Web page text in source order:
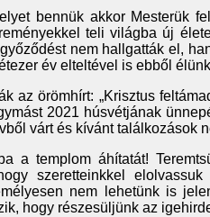
bennük akkor Mesterük
teli világba új
nem hallgatták el,
év elteltével is ebből
az örömhírt: „Krisztus
2021 húsvétjának
várt és kívánt találkozások
a templom áhítatát!
szeretteinkkel
nem lehetünk is
hogy részesüljünk az